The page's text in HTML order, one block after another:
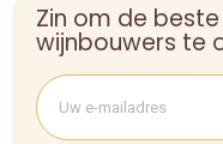
Zin om de
wijnbouwers te